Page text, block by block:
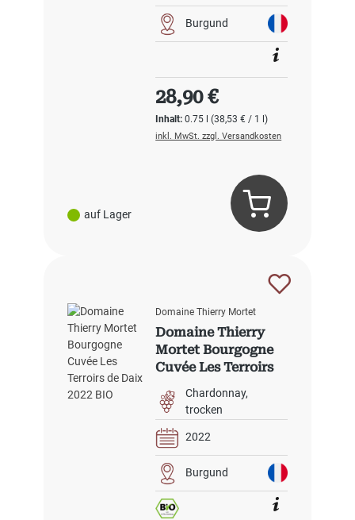
auf Lager
Burgund
Inhalt:0.75 l(38,53 € / 1 l)
Regulärer Preis:
28,90 €
inkl. MwSt. zzgl. Versandkosten
Domaine Thierry Mortet
Domaine Thierry
Mortet Bourgogne
Cuvée Les Terroirs
Chardonnay
trocken
2022
Burgund